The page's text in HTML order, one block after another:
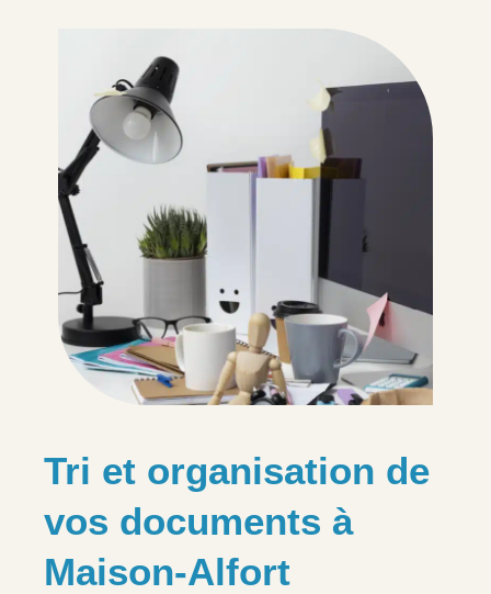
Tri et organisation de
vos documents à
Maison-Alfort